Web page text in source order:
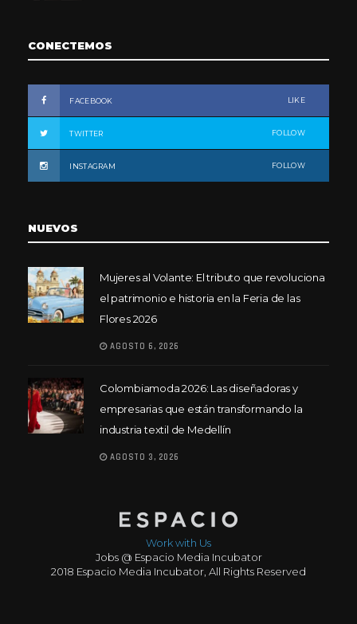
CONECTEMOS
FACEBOOK LIKE
TWITTER FOLLOW
INSTAGRAM FOLLOW
NUEVOS
Mujeres al Volante: El tributo que revoluciona
el patrimonio e historia en la Feria de las
Flores 2026
AGOSTO 6, 2026
Colombiamoda 2026: Las diseñadoras y
empresarias que están transformando la
industria textil de Medellín
AGOSTO 3, 2026
Work with Us
Jobs @ Espacio Media Incubator
2018 Espacio Media Incubator, All Rights Reserved